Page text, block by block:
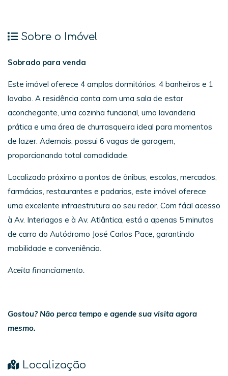
Sobre o Imóvel
Sobrado para venda
Este imóvel oferece 4 amplos dormitórios, 4 banheiros e 1
lavabo. A residência conta com uma sala de estar
aconchegante, uma cozinha funcional, uma lavanderia
prática e uma área de churrasqueira ideal para momentos
de lazer. Ademais, possui 6 vagas de garagem,
proporcionando total comodidade.
Localizado próximo a pontos de ônibus, escolas, mercados,
farmácias, restaurantes e padarias, este imóvel oferece
uma excelente infraestrutura ao seu redor. Com fácil acesso
à Av. Interlagos e à Av. Atlântica, está a apenas 5 minutos
de carro do Autódromo José Carlos Pace, garantindo
mobilidade e conveniência.
Aceita financiamento.
Gostou? Não perca tempo e agende sua visita agora
mesmo.
Localização